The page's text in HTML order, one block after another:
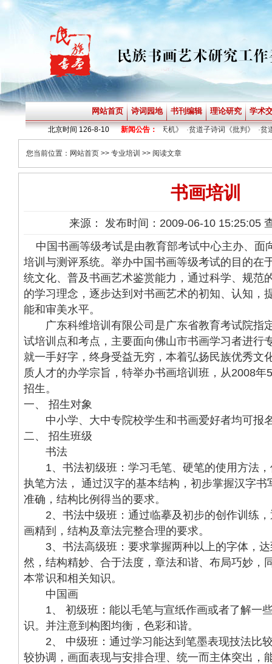
网站首页 诗词园地 书刊编辑 理论研究 学术
北京时间 126-8-10 新闻公告：
贫道子诗词《潜意识号令》·贫道子诗词《天机》·贫道子诗词《批判》·贫道子
您当前位置： 网站首页 >> 专业培训 >> 阅读文章
书画培训
来源： 发布时间：2009-06-10 15:25:05
中国书画等级考试是由教育部考试中心主办、面
培训与测评系统。举办中国书画等级考试的目的在
统文化、普及书画艺术鉴赏能力，通过科学、规范
的学习理念，逐步达到对书画艺术的初知、认知，
能和审美水平。
广东科维培训有限公司是广东省教育考试院指
试培训点和考点，主要面向佛山市书画学习者进行
就一手好字，终身受益无穷，本着弘扬民族优秀文
质人才的办学宗旨，特举办书画培训班，从2008年
招生。
一、 招生对象
中小学、大中专院校学生和书画爱好者均可报
二、 招生班级
书法
1、书法初级班：学习毛笔、硬笔的使用方法，
执笔方法， 通过汉字的基本结构，初步掌握汉字
准确，结构比例得当的要求。
2、书法中级班：通过临摹及初步的创作训练，
画精到，结构及章法完整合理的要求。
3、书法高级班：要求掌握两种以上的字体，达
然，结构精妙、合于法度，章法和谐、布局巧妙，
本常识和相关知识。
中国画
1、 初级班：能以毛笔与宣纸作画或者了解一
识。并注意到构图均衡，色彩和谐。
2、 中级班：通过学习能达到笔墨表现技法比
较协调，画面表现与安排合理、统一而主体突出，